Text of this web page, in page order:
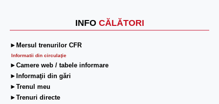
INFO CĂLĂTORI
►Mersul trenurilor CFR
Informatii din circulaţie
►Camere web / tabele informare
►Informaţii din gări
►Trenul meu
►Trenuri directe